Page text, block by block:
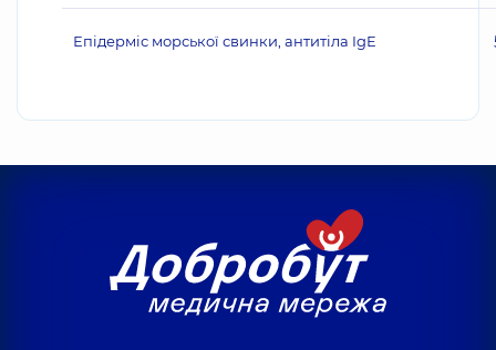
Епідерміс морської свинки, антитіла IgE